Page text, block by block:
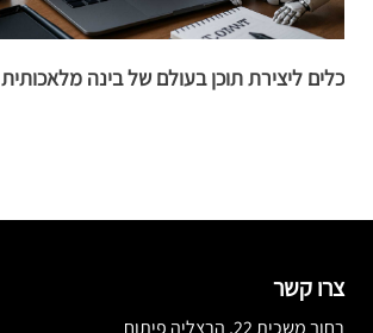
כלים ליצירת תוכן בעולם של בינה מלאכותית
צרו קשר
רחוב משכית 22, הרצליה פיתוח